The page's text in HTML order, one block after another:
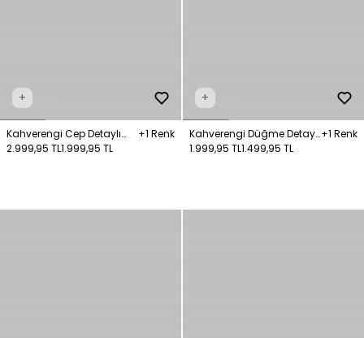
+
Kahverengi Cep Detaylı
Triko Hırka
+1 Renk
2.999,95 TL1.999,95 TL
+
Kahverengi Düğme Detaylı
Triko Hırka
+1 Renk
1.999,95 TL1.499,95 TL